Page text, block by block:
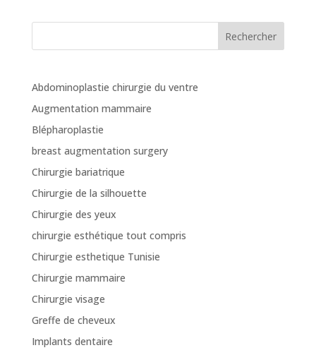
Rechercher
Abdominoplastie chirurgie du ventre
Augmentation mammaire
Blépharoplastie
breast augmentation surgery
Chirurgie bariatrique
Chirurgie de la silhouette
Chirurgie des yeux
chirurgie esthétique tout compris
Chirurgie esthetique Tunisie
Chirurgie mammaire
Chirurgie visage
Greffe de cheveux
Implants dentaire